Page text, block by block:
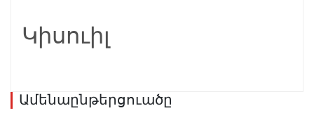
Կիսուիլ
Ամենաընթերցուածը